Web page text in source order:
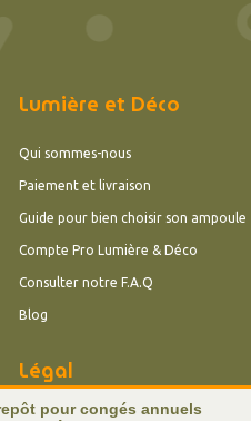
Lumière et Déco
Qui sommes-nous
Paiement et livraison
Guide pour bien choisir son ampoule
Compte Pro Lumière & Déco
Consulter notre F.A.Q
Blog
Légal
pour congés annuels